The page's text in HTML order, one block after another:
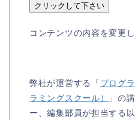
クリックして下さい
コンテンツの内容を変更し
弊社が運営する「プログ
ラミングスクール）
」の
ー、編集部員が担当する